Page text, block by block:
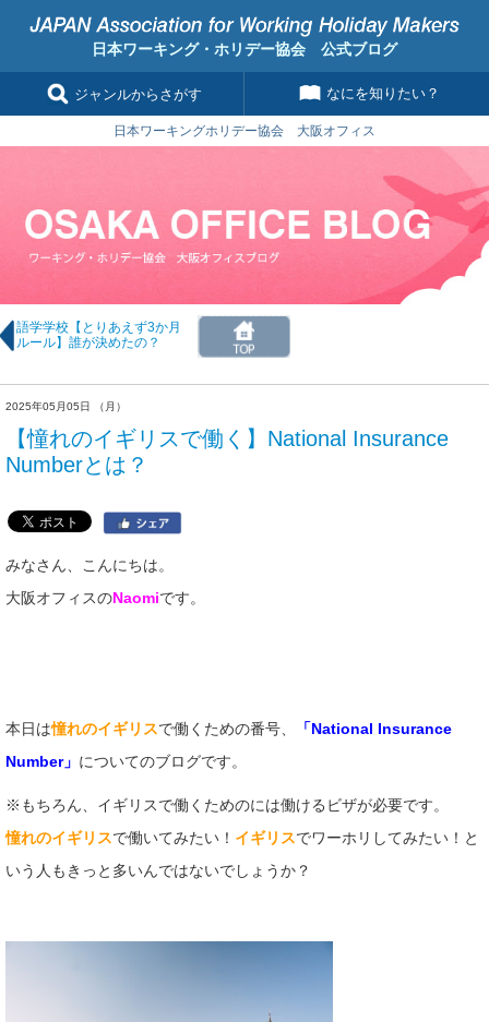
日本ワーキング・ホリデー協会 公式ブログ
ジャンルからさがす なにを知りたい？
日本ワーキングホリデー協会 大阪オフィス
語学学校【とりあえず3か月
ルール】誰が決めたの？
2025年05月05日 （月）
【憧れのイギリスで働く】National Insurance
Numberとは？
みなさん、こんにちは。
大阪オフィスのNaomiです。
本日は憧れのイギリスで働くための番号、
「National Insurance
Number」 についてのブログです。
※もちろん、イギリスで働くためのには働けるビザが必要です。
憧れのイギリスで働いてみたい！ イギリスでワーホリしてみたい！と
いう人もきっと多いんではないでしょうか？